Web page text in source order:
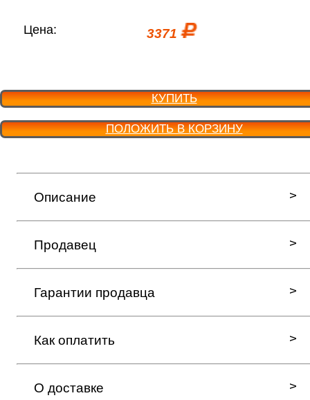
Цена: 3371
КУПИТЬ
ПОЛОЖИТЬ В КОРЗИНУ
Описание
Продавец
Гарантии продавца
Как оплатить
О доставке